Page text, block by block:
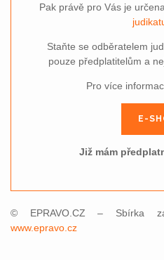
Pak právě pro Vás je určena
Staňte se odběratelem
pouze předplatitelům a
Pro více
E-
Již mám
© EPRAVO.CZ – Sbírka
www.epravo.cz